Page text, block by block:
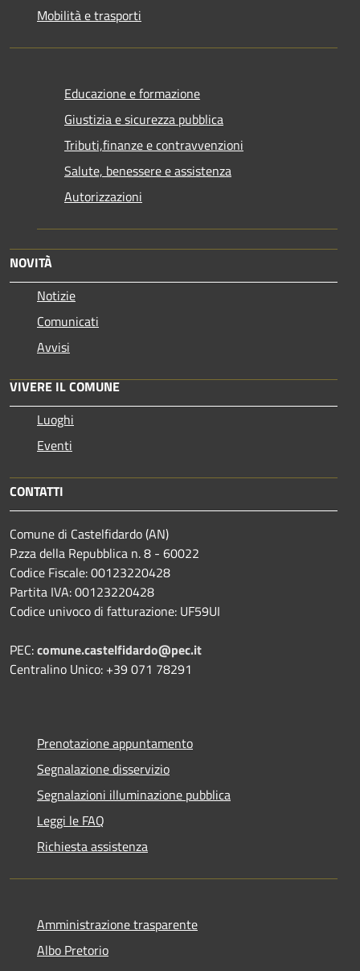
Mobilità e trasporti
Educazione e formazione
Giustizia e sicurezza pubblica
Tributi,finanze e contravvenzioni
Salute, benessere e assistenza
Autorizzazioni
NOVITÀ
Notizie
Comunicati
Avvisi
VIVERE IL COMUNE
Luoghi
Eventi
CONTATTI
Comune di Castelfidardo (AN)
P.zza della Repubblica n. 8 - 60022
Codice Fiscale: 00123220428
Partita IVA: 00123220428
Codice univoco di fatturazione: UF59UI
PEC:comune.castelfidardo@pec.it
Centralino Unico: +39 071 78291
Prenotazione appuntamento
Segnalazione disservizio
Segnalazioni illuminazione pubblica
Leggi le FAQ
Richiesta assistenza
Amministrazione trasparente
Albo Pretorio